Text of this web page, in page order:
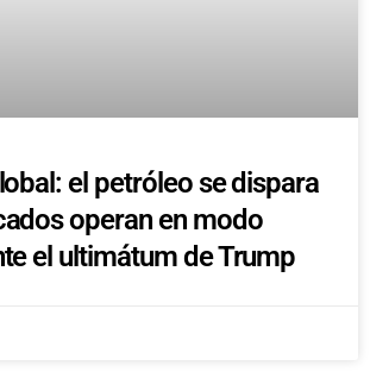
el petróleo se dispara
operan en modo
el ultimátum de Trump